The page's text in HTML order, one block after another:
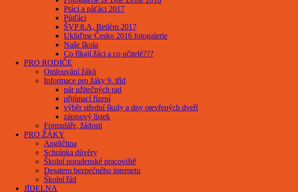
Ptáci a páťáci 2017
Půďáci
ŠVP 8.A, Betlém 2017
Ukliďme Česko 2016 fotogalerie
Naše škola
Co říkají žáci a co učitelé???
PRO RODIČE
Omlouvání žáků
Informace pro žáky 9. tříd
pár užitečných rad
přijímací řízení
výběr střední školy a dny otevřených dveří
zápisový lístek
Formuláře, žádosti
PRO ŽÁKY
Angličtina
Schránka důvěry
Školní poradenské pracoviště
Desatero bezpečného internetu
Školní řád
JÍDELNA